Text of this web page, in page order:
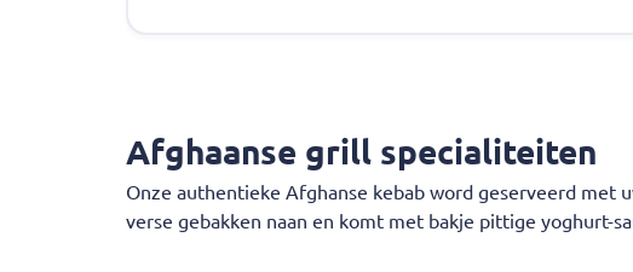
Afghaanse grill specialiteiten
Onze authentieke Afghanse kebab word geserveerd met
verse gebakken naan en komt met bakje pittige yoghurt-